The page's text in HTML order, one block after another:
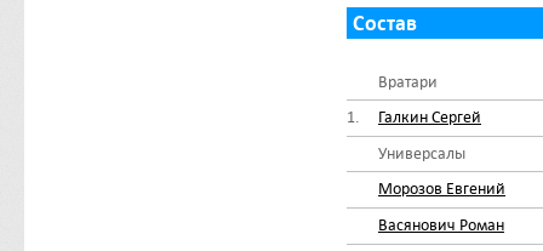
Состав
Вратари
1.
Галкин Сергей
Универсалы
Морозов Евгений
Васянович Роман